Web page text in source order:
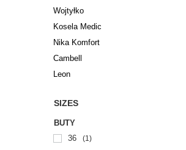
Wojtyłko
Kosela Medic
Nika Komfort
Cambell
Leon
SIZES
BUTY
36
1